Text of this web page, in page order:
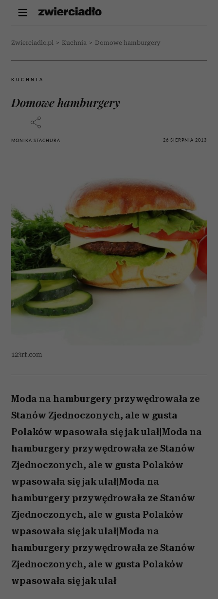
Zwierciadlo.pl > Kuchnia > Domowe hamburgery
KUCHNIA
Domowe hamburgery
MONIKA STACHURA 26 SIERPNIA 2013
123rf.com
Moda na hamburgery przywędrowała ze
Stanów Zjednoczonych, ale w gusta
Polaków wpasowała się jak ulał|Moda na
hamburgery przywędrowała ze Stanów
Zjednoczonych, ale w gusta Polaków
wpasowała się jak ulał|Moda na
hamburgery przywędrowała ze Stanów
Zjednoczonych, ale w gusta Polaków
wpasowała się jak ulał|Moda na
hamburgery przywędrowała ze Stanów
Zjednoczonych, ale w gusta Polaków
wpasowała się jak ulał